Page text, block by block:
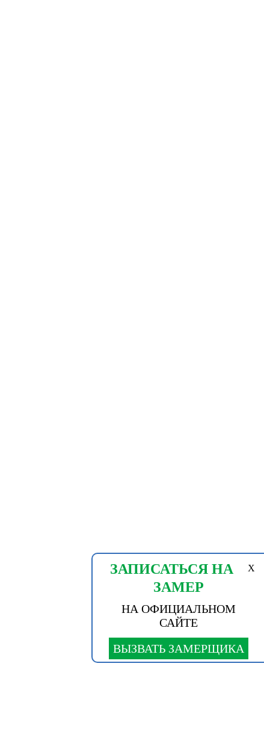
X
ЗАПИСАТЬСЯ НА
ЗАМЕР
НА ОФИЦИАЛЬНОМ
САЙТЕ
ВЫЗВАТЬ ЗАМЕРЩИКА